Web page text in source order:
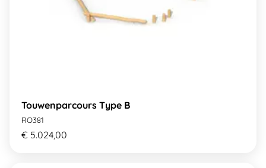
Touwenparcours Type B
RO381
€ 5.024,00